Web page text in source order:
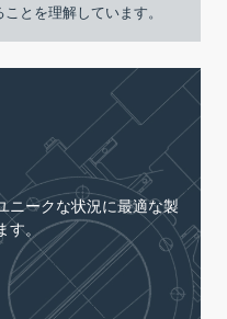
とを理解しています。
ニークな状況に最適な製
す。